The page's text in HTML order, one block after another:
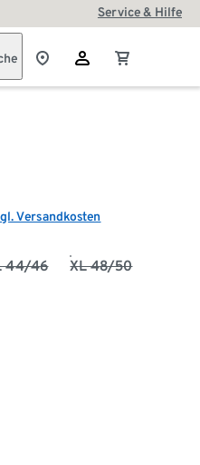
Service & Hilfe
Versandkosten
44/46 XL 48/50